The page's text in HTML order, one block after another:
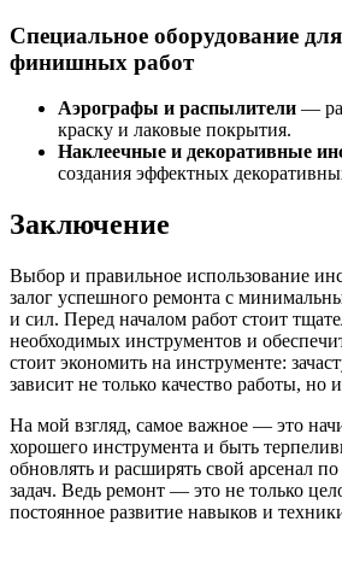
Специальное оборудование
финишных работ
Аэрографы и распылители —
краску и лаковые покрытия.
Наклеечные и декоративные
создания эффектных
Заключение
Выбор и правильное использование
залог успешного ремонта с
и сил. Перед началом работ стоит
необходимых инструментов и
стоит экономить на инструменте:
зависит не только качество работы, но
На мой взгляд, самое важное — это
хорошего инструмента и быть
обновлять и расширять свой арсенал
задач. Ведь ремонт — это не только
постоянное развитие навыков и